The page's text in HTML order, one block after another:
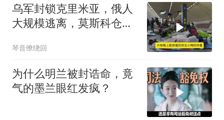
乌军封锁克里米亚，俄人
大规模逃离，莫斯科仓库
琴音缭绕回
为什么明兰被封诰命，竟
气的墨兰眼红发疯？